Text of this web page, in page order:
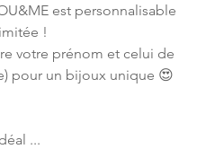
est personnalisable
!
votre prénom et celui de
pour un bijoux unique 😍
...